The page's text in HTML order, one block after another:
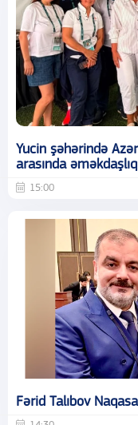
Yucin şəhərində
arasında
15:00
Fərid Talıbov